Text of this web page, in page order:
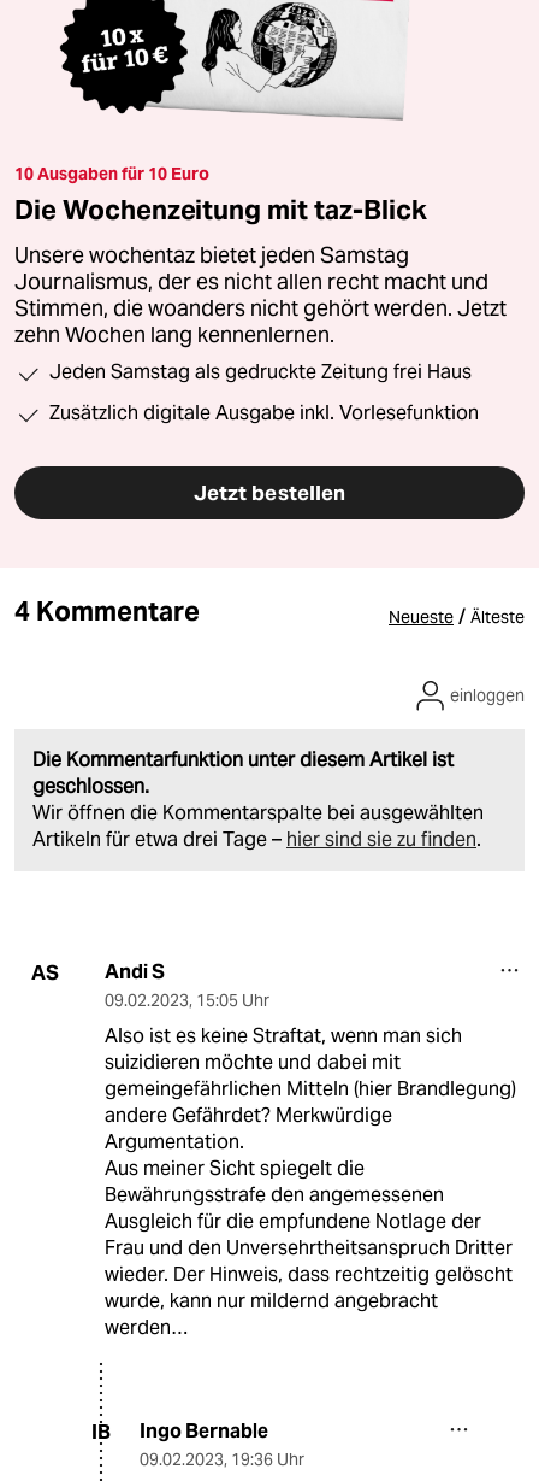
10 Ausgaben für 10 Euro
Die Wochenzeitung mit taz-Blick
Unsere wochentaz bietet jeden Samstag
Journalismus, der es nicht allen recht macht und
Stimmen, die woanders nicht gehört werden. Jetzt
zehn Wochen lang kennenlernen.
Jeden Samstag als gedruckte Zeitung frei Haus
Zusätzlich digitale Ausgabe inkl. Vorlesefunktion
Jetzt bestellen
4 Kommentare Neueste / Älteste
Die Kommentarfunktion unter diesem Artikel ist
geschlossen.
Wir öffnen die Kommentarspalte bei ausgewählten
Artikeln für etwa drei Tage – hier sind sie zu finden.
einloggen
AS Andi S
09.02.2023, 15:05 Uhr
Also ist es keine Straftat, wenn man sich
suizidieren möchte und dabei mit
gemeingefährlichen Mitteln (hier Brandlegung)
andere Gefährdet? Merkwürdige
Argumentation.
Aus meiner Sicht spiegelt die
Bewährungsstrafe den angemessenen
Ausgleich für die empfundene Notlage der
Frau und den Unversehrtheitsanspruch Dritter
wieder. Der Hinweis, dass rechtzeitig gelöscht
wurde, kann nur mildernd angebracht
werden…
IB Ingo Bernable
09.02.2023, 19:36 Uhr